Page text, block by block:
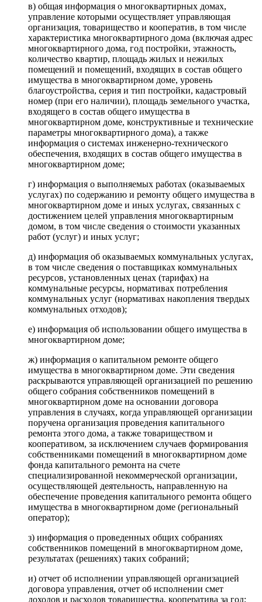
в) общая информация о многоквартирных домах,
управление которыми осуществляет управляющая
организация, товарищество и кооператив, в том числе
характеристика многоквартирного дома (включая адрес
многоквартирного дома, год постройки, этажность,
количество квартир, площадь жилых и нежилых
помещений и помещений, входящих в состав общего
имущества в многоквартирном доме, уровень
благоустройства, серия и тип постройки, кадастровый
номер (при его наличии), площадь земельного участка,
входящего в состав общего имущества в
многоквартирном доме, конструктивные и технические
параметры многоквартирного дома), а также
информация о системах инженерно-технического
обеспечения, входящих в состав общего имущества в
многоквартирном доме;
г) информация о выполняемых работах (оказываемых
услугах) по содержанию и ремонту общего имущества в
многоквартирном доме и иных услугах, связанных с
достижением целей управления многоквартирным
домом, в том числе сведения о стоимости указанных
работ (услуг) и иных услуг;
д) информация об оказываемых коммунальных услугах,
в том числе сведения о поставщиках коммунальных
ресурсов, установленных ценах (тарифах) на
коммунальные ресурсы, нормативах потребления
коммунальных услуг (нормативах накопления твердых
коммунальных отходов);
е) информация об использовании общего имущества в
многоквартирном доме;
ж) информация о капитальном ремонте общего
имущества в многоквартирном доме. Эти сведения
раскрываются управляющей организацией по решению
общего собрания собственников помещений в
многоквартирном доме на основании договора
управления в случаях, когда управляющей организации
поручена организация проведения капитального
ремонта этого дома, а также товариществом и
кооперативом, за исключением случаев формирования
собственниками помещений в многоквартирном доме
фонда капитального ремонта на счете
специализированной некоммерческой организации,
осуществляющей деятельность, направленную на
обеспечение проведения капитального ремонта общего
имущества в многоквартирном доме (региональный
оператор);
з) информация о проведенных общих собраниях
собственников помещений в многоквартирном доме,
результатах (решениях) таких собраний;
и) отчет об исполнении управляющей организацией
договора управления, отчет об исполнении смет
доходов и расходов товарищества, кооператива за год;